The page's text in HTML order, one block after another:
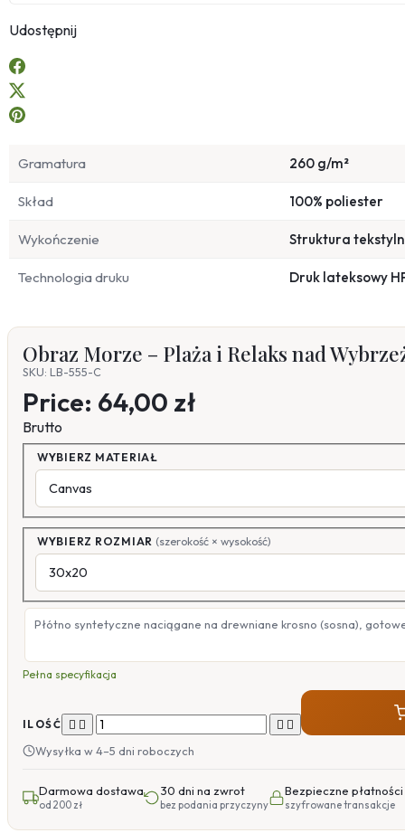
Udostępnij
Gramatura 260 g/m²
Skład 100% poliester
Wykończenie Struktura
Technologia druku Druk lateksowy
Obraz Morze – Plaża i Relaks nad
SKU: LB-555-C
Price: 64,00 zł
Brutto
WYBIERZ MATERIAŁ
WYBIERZ ROZMIAR (szerokość × wysokość)
Płótno syntetyczne naciągane na drewniane krosno (sosna),
Pełna specyfikacja
ILOŚĆ    
Wysyłka w 4–5 dni roboczych
Darmowa dostawa
od 200 zł
30 dni na zwrot
bez podania przyczyny
Bezpieczne płatności
szyfrowane transakcje